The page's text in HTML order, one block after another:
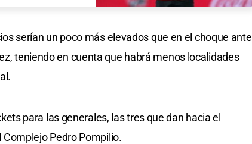
serían un poco más elevados que en el choque ante
teniendo en cuenta que habrá menos localidades
para las generales, las tres que dan hacia el
Pedro Pompilio.